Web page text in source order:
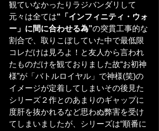
観ていなかったりラジバンダリして
元々は全ては“「インフィニティ・ウォ
ー」に間に合わせる為”の突貫工事的な
割合で、取りこぼしていた中で最低限
コレだけは見ろよ！と友人から言われ
たものだけを観ておりました故“お初神
様”が「バトルロイヤル」で神様(笑)の
イメージが定着してしまいその後見た
シリーズ２作とのあまりのギャップに
度肝を抜かれるなど思わぬ弊害を受け
てしまいましたが、シリーズは“順番に